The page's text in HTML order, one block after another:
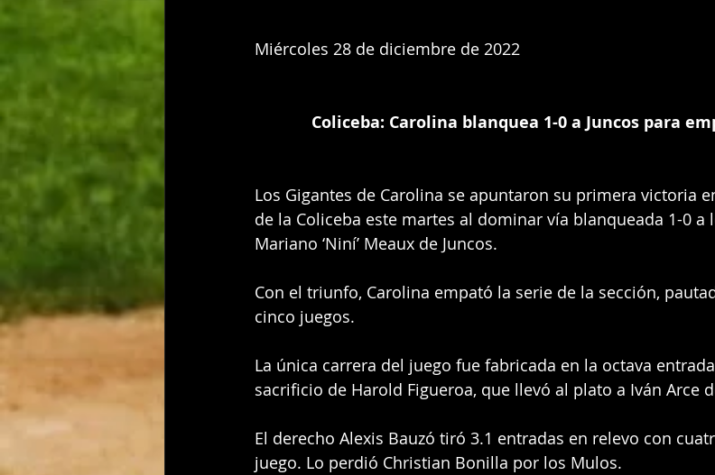
Miércoles 28 de diciembre de 2022
Coliceba: Carolina blanquea 1-0 a Juncos para
Los Gigantes de Carolina se apuntaron su primera victoria
de la Coliceba este martes al dominar vía blanqueada 1-0 a
Mariano ‘Niní’ Meaux de Juncos.
Con el triunfo, Carolina empató la serie de la sección,
cinco juegos.
La única carrera del juego fue fabricada en la octava
sacrificio de Harold Figueroa, que llevó al plato a Iván Arce
El derecho Alexis Bauzó tiró 3.1 entradas en relevo con
juego. Lo perdió Christian Bonilla por los Mulos.